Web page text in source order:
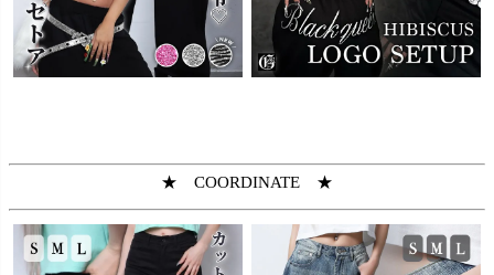
★ COORDINATE ★